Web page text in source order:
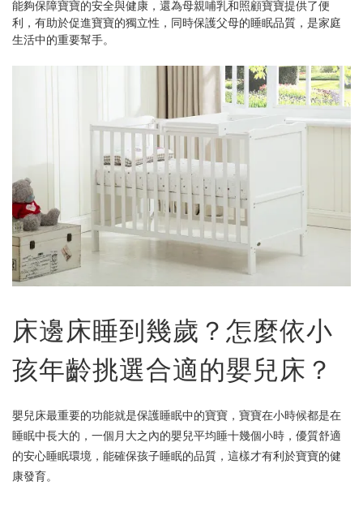
能夠保障寶寶的安全與健康，還為母親哺乳和照顧寶寶提供了便
利，有助於促進寶寶的獨立性，同時保護父母的睡眠品質，是家庭
生活中的重要幫手。
床邊床睡到幾歲？怎麼依小
孩年齡挑選合適的嬰兒床？
嬰兒床最重要的功能就是保護睡眠中的寶寶，寶寶在小時候都是在
睡眠中長大的，一個月大之內的嬰兒平均睡十幾個小時，優質舒適
的安心睡眠環境，能確保孩子睡眠的品質，這樣才有利於寶寶的健
康發育。